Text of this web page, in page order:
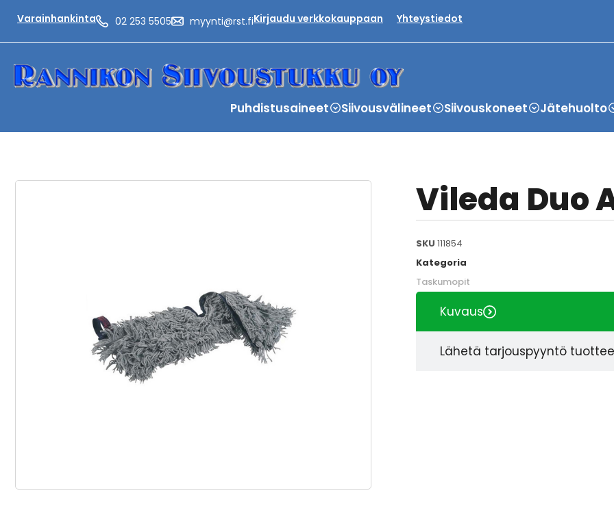
Varainhankinta 02 253 5505 myynti@rst.fiKirjaudu verkkokauppaan Yhteystiedot
Puhdistusaineet Siivousvälineet Siivouskoneet Jätehuolto
Vileda Duo
SKU 111854
Kategoria
Taskumopit
Kuvaus
Lähetä tarjouspyyntö